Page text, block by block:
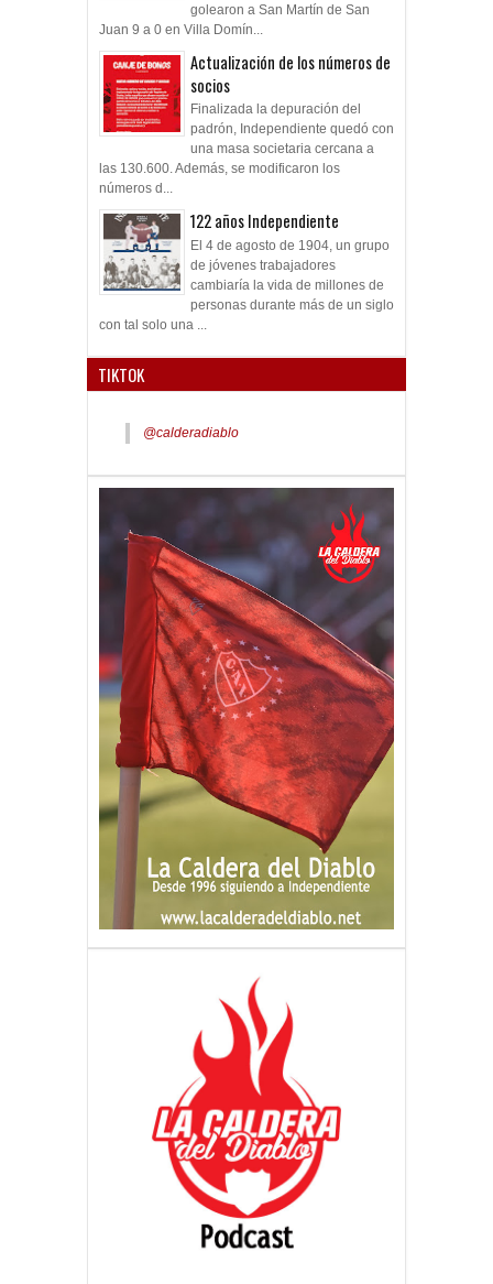
golearon a San Martín de San
Juan 9 a 0 en Villa Domín...
Actualización de los números de
socios
Finalizada la depuración del
padrón, Independiente quedó con
una masa societaria cercana a
las 130.600. Además, se modificaron los
números d...
122 años Independiente
El 4 de agosto de 1904, un grupo
de jóvenes trabajadores
cambiaría la vida de millones de
personas durante más de un siglo
con tal solo una ...
TIKTOK
@calderadiablo